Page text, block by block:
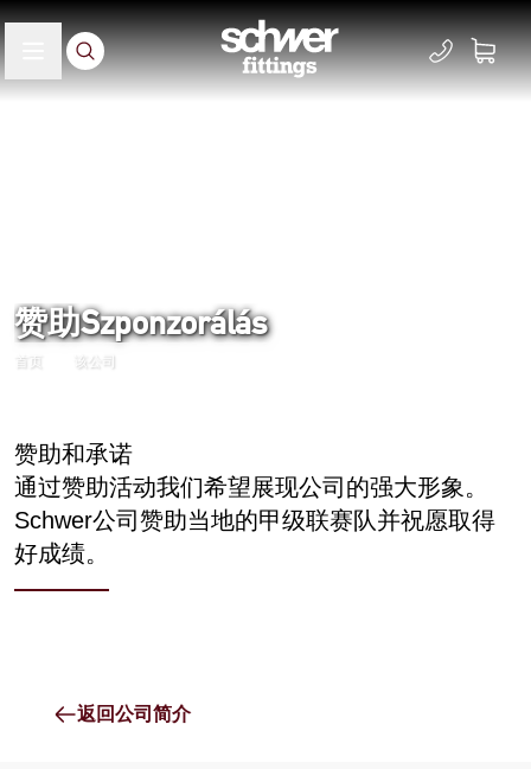
赞助Szponzorálás
首页 该公司
赞助和承诺
通过赞助活动我们希望展现公司的强大形象。
Schwer公司赞助当地的甲级联赛队并祝愿取得
好成绩。
返回公司简介